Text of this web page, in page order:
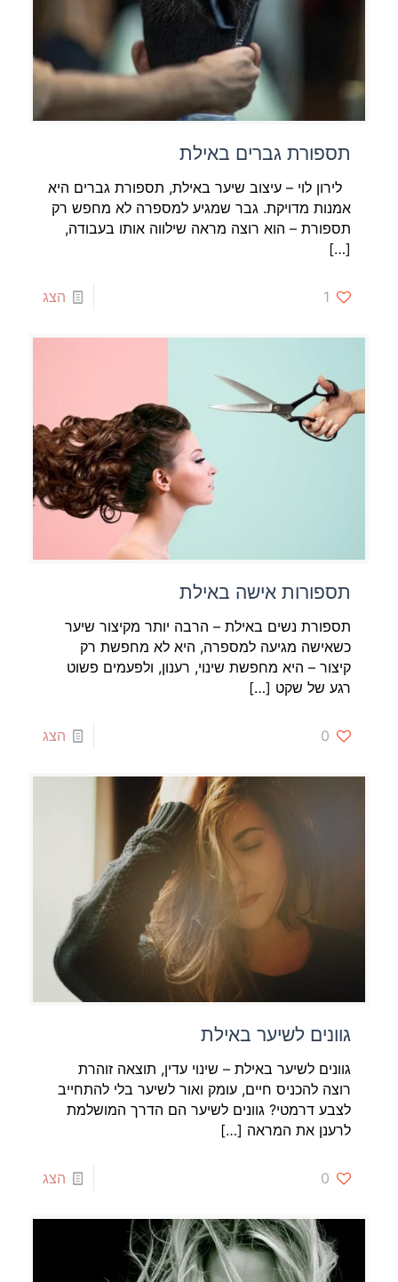
תספורת גברים באילת
לירון לוי – עיצוב שיער באילת, תספורת גברים היא
אמנות מדויקת. גבר שמגיע למספרה לא מחפש רק
תספורת – הוא רוצה מראה שילווה אותו בעבודה,
[…]
1 הצג
תספורות אישה באילת
תספורת נשים באילת – הרבה יותר מקיצור שיער
כשאישה מגיעה למספרה, היא לא מחפשת רק
קיצור – היא מחפשת שינוי, רענון, ולפעמים פשוט
רגע של שקט […]
0 הצג
גוונים לשיער באילת
גוונים לשיער באילת – שינוי עדין, תוצאה זוהרת
רוצה להכניס חיים, עומק ואור לשיער בלי להתחייב
לצבע דרמטי? גוונים לשיער הם הדרך המושלמת
לרענן את המראה […]
0 הצג